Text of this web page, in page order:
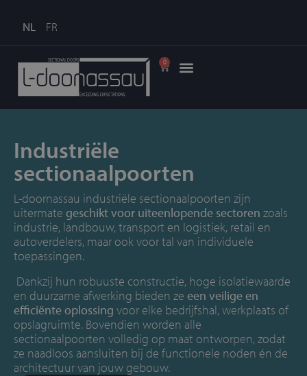
NL FR
0
Industriële
sectionaalpoorten
L-doornassau industriële sectionaalpoorten zijn
uitermate geschikt voor uiteenlopende sectoren zoals
industrie, landbouw, transport en logistiek, retail en
autoverdelers, maar ook voor tal van individuele
toepassingen.
Dankzij hun robuuste constructie, hoge isolatiewaarde
en duurzame afwerking bieden ze een veilige en
efficiënte oplossing voor elke bedrijfshal, werkplaats of
opslagruimte. Bovendien worden alle
sectionaalpoorten volledig op maat ontworpen, zodat
ze naadloos aansluiten bij de functionele noden én de
architectuur van jouw gebouw.